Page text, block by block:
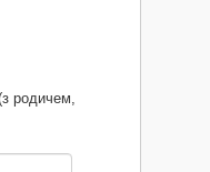
родичем,